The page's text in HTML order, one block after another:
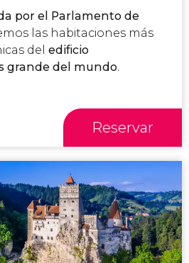
por el Parlamento de
las habitaciones más
del edificio
grande del mundo.
Reservar